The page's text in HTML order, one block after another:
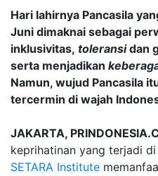
Hari lahirnya Pancasila
Juni dimaknai sebagai
inklusivitas, toleransidan
serta menjadikan
Namun, wujud Pancasila
tercermin di wajah
JAKARTA,
keprihatinan yang terjadi di
SETARA Institute